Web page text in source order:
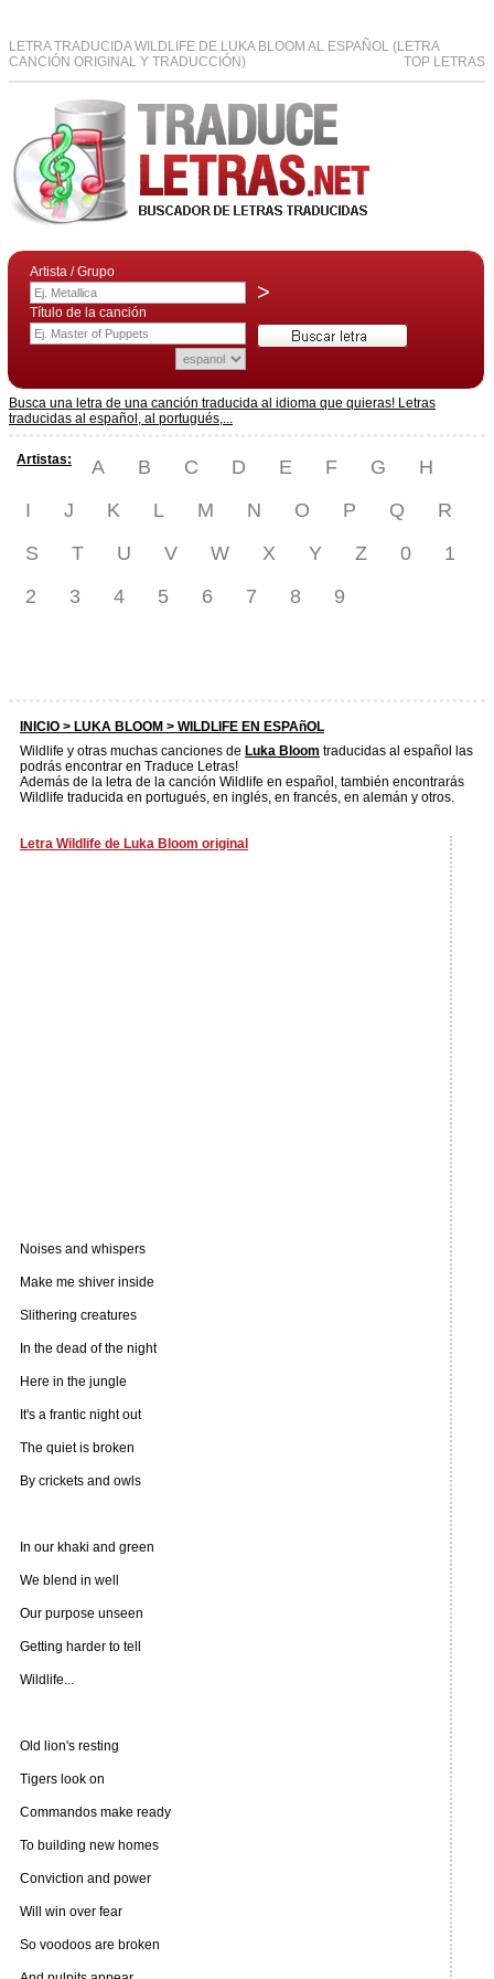
LETRA TRADUCIDA WILDLIFE DE LUKA BLOOM AL ESPAÑOL (LETRA
CANCIÓN ORIGINAL Y TRADUCCIÓN)
TOP LETRAS
Artista / Grupo
>
Título de la canción
Busca una letra de una canción traducida al idioma que quieras! Letras
traducidas al español, al portugués,...
Artistas: A B C D E F G
H
I
J K L M N O P Q
R
S
T U V W X Y Z 0
1
2
3 4 5 6 7 8 9
INICIO > LUKA BLOOM > WILDLIFE EN ESPAñOL
Wildlife y otras muchas canciones de Luka Bloom traducidas al español las
podrás encontrar en Traduce Letras!
Además de la letra de la canción Wildlife en español, también encontrarás
Wildlife traducida en portugués, en inglés, en francés, en alemán y otros.
Letra Wildlife de Luka Bloom original
Noises and whispers
Make me shiver inside
Slithering creatures
In the dead of the night
Here in the jungle
It's a frantic night out
The quiet is broken
By crickets and owls
In our khaki and green
We blend in well
Our purpose unseen
Getting harder to tell
Wildlife...
Old lion's resting
Tigers look on
Commandos make ready
To building new homes
Conviction and power
Will win over fear
So voodoos are broken